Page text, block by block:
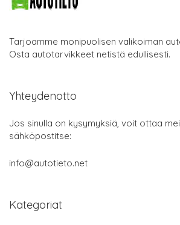
Tarjoamme monipuolisen valikoiman
Osta autotarvikkeet netistä edullisesti.
Yhteydenotto
Jos sinulla on kysymyksiä, voit ottaa
sähköpostitse:
info@autotieto.net
Kategoriat